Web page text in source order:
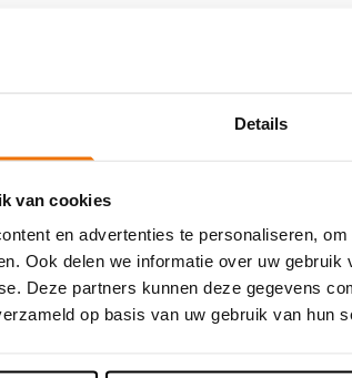
Details
van cookies
en advertenties te personaliseren,
Ook delen we informatie over uw
Deze partners kunnen deze gegevens
op basis van uw gebruik van hun